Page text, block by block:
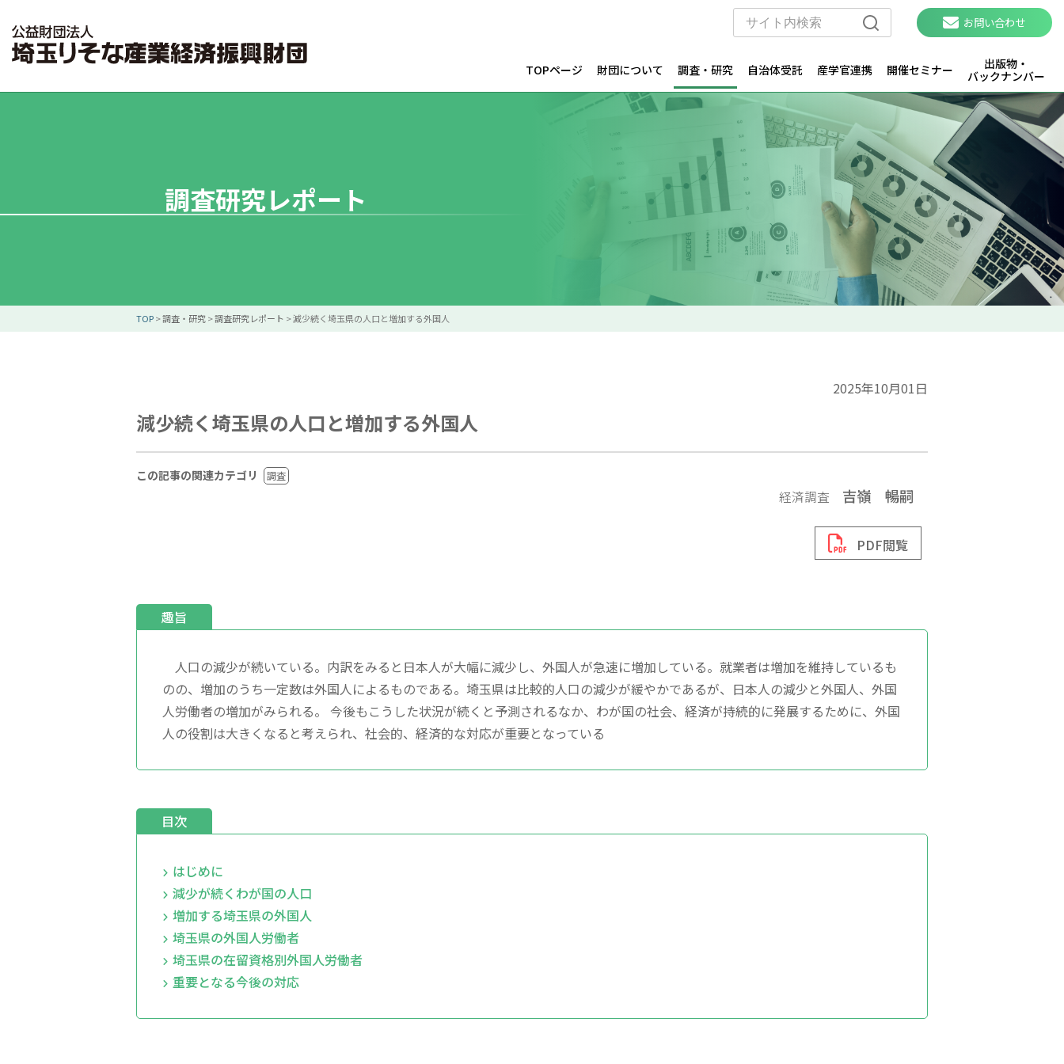
お問い合わせ
TOPページ 財団について 調査・研究 自治体受託 産学官連携 開催セミナー
出版物・
バックナンバー
調査研究レポート
TOP>調査・研究>調査研究レポート >減少続く埼玉県の人口と増加する外国人
2025年10月01日
減少続く埼玉県の人口と増加する外国人
この記事の関連カテゴリ 調査
経済調査 吉嶺 暢嗣
PDF閲覧
趣旨
人口の減少が続いている。内訳をみると日本人が大幅に減少し、外国人が急速に増加している。就業者は増加を維持しているも
のの、増加のうち一定数は外国人によるものである。埼玉県は比較的人口の減少が緩やかであるが、日本人の減少と外国人、外国
人労働者の増加がみられる。 今後もこうした状況が続くと予測されるなか、わが国の社会、経済が持続的に発展するために、外国
人の役割は大きくなると考えられ、社会的、経済的な対応が重要となっている
目次
はじめに
減少が続くわが国の人口
増加する埼玉県の外国人
埼玉県の外国人労働者
埼玉県の在留資格別外国人労働者
重要となる今後の対応